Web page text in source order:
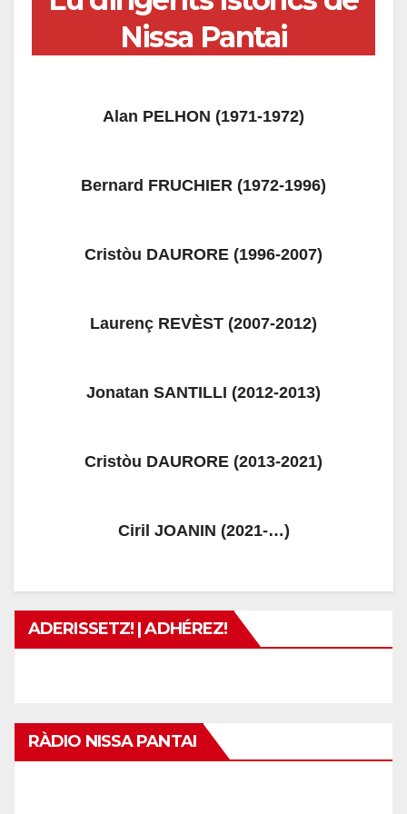
Nissa Pantai
Alan PELHON (1971-1972)
Bernard FRUCHIER (1972-1996)
Cristòu DAURORE (1996-2007)
Laurenç REVÈST (2007-2012)
Jonatan SANTILLI (2012-2013)
Cristòu DAURORE (2013-2021)
Ciril JOANIN (2021-…)
ADERISSETZ! | ADHÉREZ!
RÀDIO NISSA PANTAI